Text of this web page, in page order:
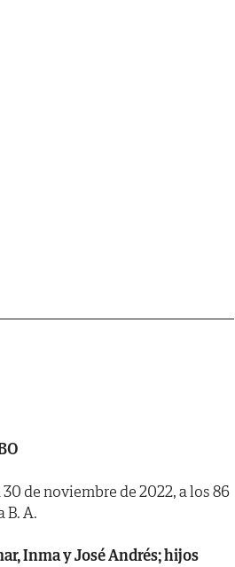
de noviembre de 2022, a los 86
B. A.
Inma y José Andrés; hijos